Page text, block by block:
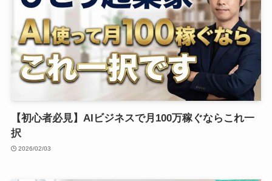
【初心者必見】AIビジネスで月100万稼ぐならこれ一
択
2026/02/03